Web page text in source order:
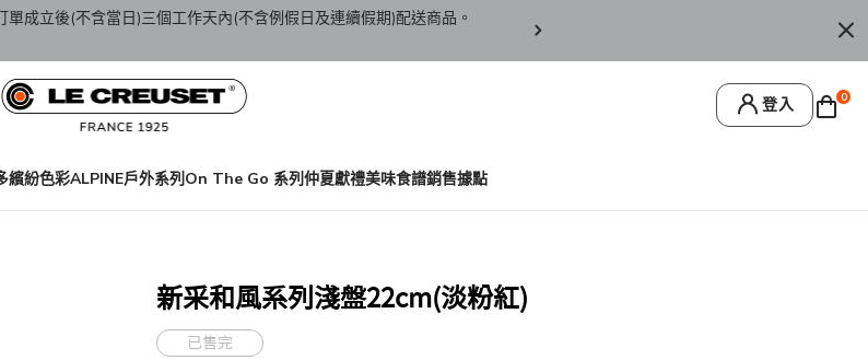
成立後(不含當日)三個工作天內(不含例假日及連續假期)配送商品。 訂單僅限台灣本島地區配送，恕無法寄送離島
登入 0
繽紛色彩ALPINE戶外系列On The Go 系列仲夏獻禮美味食譜銷售據點
新采和風系列淺盤22cm(淡粉紅)
已售完